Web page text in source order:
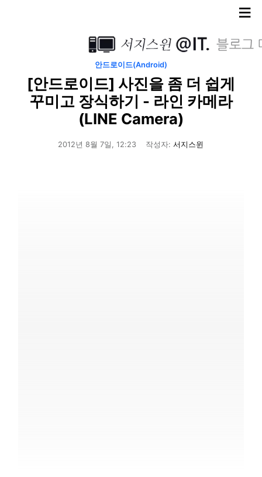
≡
안드로이드(Android)
[안드로이드] 사진을 좀 더 쉽게
꾸미고 장식하기 - 라인 카메라
(LINE Camera)
2012년 8월 7일, 12:23 작성자:서지스윈